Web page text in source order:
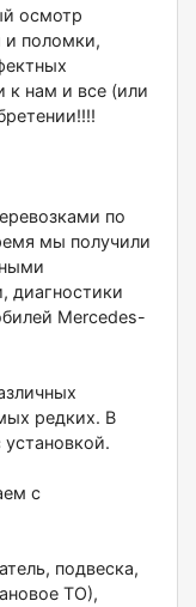
осмотр
и поломки,
к нам и все (или
по
мы получили
диагностики
Меrсеdеs-
редких. В
с
подвеска,
ТО),